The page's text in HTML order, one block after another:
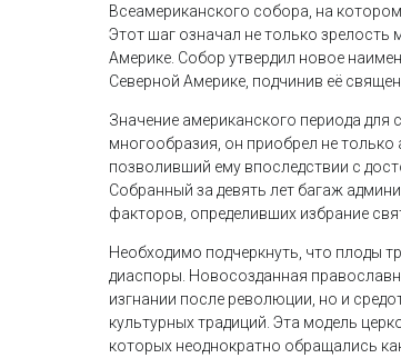
Всеамериканского собора, на
Этот шаг означал не только
Америке. Собор утвердил новое
Северной Америке, подчинив её
Значение американского периода для
многообразия, он приобрел не
позволивший ему впоследствии с
Собранный за девять лет багаж
факторов, определивших избрание
Необходимо подчеркнуть, что плоды
диаспоры. Новосозданная
изгнании после революции, но и
культурных традиций. Эта модель
которых неоднократно обращались